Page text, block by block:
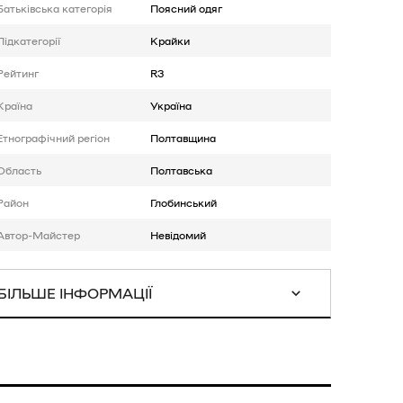
категорія Поясний одяг
Крайки
R3
Україна
регіон Полтавщина
Полтавська
Глобинський
Майстер Невідомий
ІНФОРМАЦІЇ